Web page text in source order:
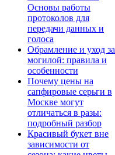
Основы работы
протоколов для
передачи данных и
голоса
Обрамление и уход за
могилой: правила и
особенности
Почему цены на
сапфировые серьги в
Москве могут
отличаться в разы:
подробный разбор
Красивый букет вне
зависимости от